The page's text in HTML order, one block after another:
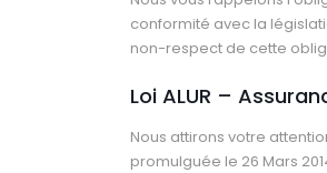
conformité avec la
non-respect de cette
Loi ALUR –
Nous attirons votre
promulguée le 26 Mars